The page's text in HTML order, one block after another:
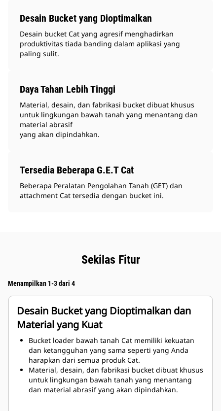
Desain Bucket yang Dioptimalkan
Desain bucket Cat yang agresif menghadirkan
produktivitas tiada banding dalam aplikasi yang
paling sulit.
Daya Tahan Lebih Tinggi
Material, desain, dan fabrikasi bucket dibuat khusus
untuk lingkungan bawah tanah yang menantang dan
material abrasif
yang akan dipindahkan.
Tersedia Beberapa G.E.T Cat
Beberapa Peralatan Pengolahan Tanah (GET) dan
attachment Cat tersedia dengan bucket ini.
Sekilas Fitur
Menampilkan 1-3 dari 4
Desain Bucket yang Dioptimalkan dan
Material yang Kuat
Bucket loader bawah tanah Cat memiliki kekuatan
dan ketangguhan yang sama seperti yang Anda
harapkan dari semua produk Cat.
Material, desain, dan fabrikasi bucket dibuat khusus
untuk lingkungan bawah tanah yang menantang
dan material abrasif yang akan dipindahkan.